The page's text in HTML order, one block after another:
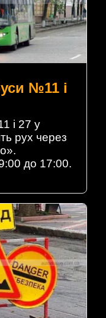
№11 і
і 27 у
рух через
до 17:00.